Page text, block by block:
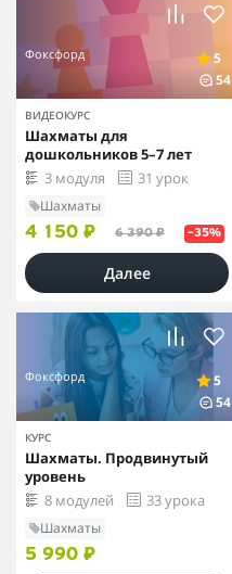
Фоксфорд
5
54
ВИДЕОКУРС
Шахматы для
дошкольников 5–7 лет
3 модуля
31 урок
Шахматы
4 150 ₽ 6 390 ₽ –35%
Далее
Фоксфорд
5
54
КУРС
Шахматы. Продвинутый
уровень
8 модулей
33 урока
Шахматы
5 990 ₽